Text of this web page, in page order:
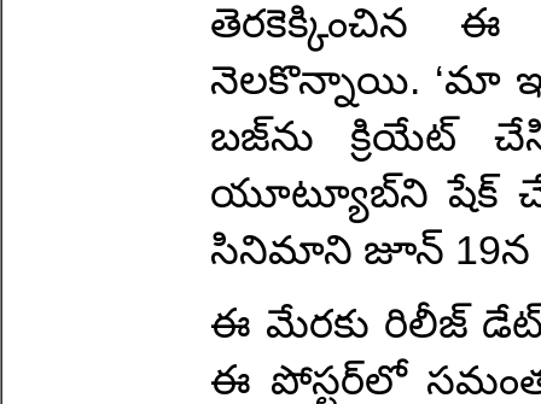
తెరకెక్కించిన
నెలకొన్నాయి. ‘మా
బజ్‌ను క్రియేట్
యూట్యూబ్‌ని షేక్
సినిమాని జూన్
ఈ మేరకు రిలీజ్
ఈ పోస్టర్‌లో సమంత